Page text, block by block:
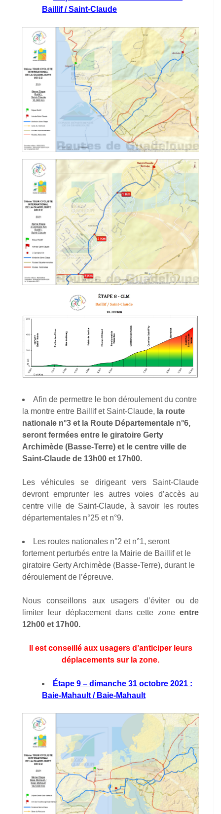
Baillif / Saint-Claude
Afin de permettre le bon déroulement du contre
la montre entre Baillif et Saint-Claude, la route
nationale n°3 et la Route Départementale n°6,
seront fermées entre le giratoire Gerty
Archimède (Basse-Terre) et le centre ville de
Saint-Claude de 13h00 et 17h00.
Les véhicules se dirigeant vers Saint-Claude
devront emprunter les autres voies d’accès au
centre ville de Saint-Claude, à savoir les routes
départementales n°25 et n°9.
Les routes nationales n°2 et n°1, seront
fortement perturbés entre la Mairie de Baillif et le
giratoire Gerty Archimède (Basse-Terre), durant le
déroulement de l’épreuve.
Nous conseillons aux usagers d’éviter ou de
limiter leur déplacement dans cette zone entre
12h00 et 17h00.
Il est conseillé aux usagers d’anticiper leurs
déplacements sur la zone.
Étape 9 – dimanche 31 octobre 2021 :
Baie-Mahault / Baie-Mahault